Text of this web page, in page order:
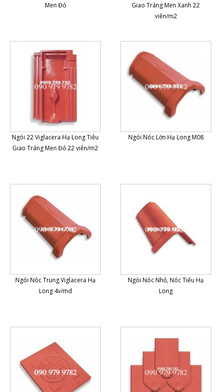
Men Đỏ
Giao Tráng Men Xanh 22
viên/m2
Ngói 22 Viglacera Hạ Long Tiêu
Giao Tráng Men Đỏ 22 viên/m2
Ngói Nóc Lớn Hạ Long M08
Ngói Nóc Trung Viglacera Hạ
Long 4v/md
Ngói Nóc Nhỏ, Nóc Tiểu Hạ
Long